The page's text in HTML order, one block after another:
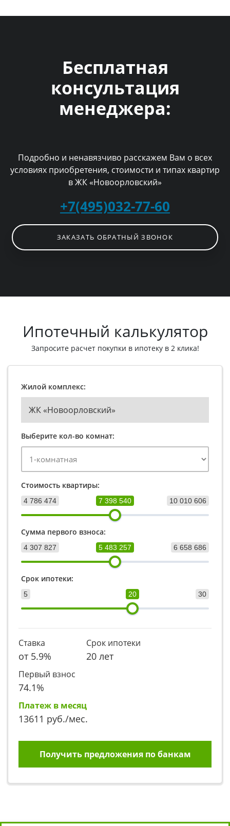
Бесплатная
консультация
менеджера:
Подробно и ненавязчиво расскажем Вам о всех
условиях приобретения, стоимости и типах квартир
в ЖК «Новоорловский»
+7(495)032-77-60
ЗАКАЗАТЬ ОБРАТНЫЙ ЗВОНОК
Ипотечный калькулятор
Запросите расчет покупки в ипотеку в 2 клика!
Жилой комплекс:
ЖК «Новоорловский»
Выберите кол-во комнат:
Стоимость квартиры:
4 786 474 10 010 606
7 398 540
Сумма первого взноса:
4 307 827 6 658 686
5 483 257
Срок ипотеки:
5 30
20
Ставка
от 5.9%
Срок ипотеки
20 лет
Первый взнос
74.1%
Платеж в месяц
13611 руб./мес.
Получить предложения по банкам